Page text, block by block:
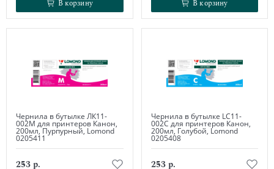
В корзину
В корзину В корзину
В корзину
Чернила в бутылке ЛК11-
002М для принтеров Канон,
200мл, Пурпурный, Lomond
0205411
253 р.
Чернила в бутылке LC11-
002C для принтеров Канон,
200мл, Голубой, Lomond
0205408
253 р.